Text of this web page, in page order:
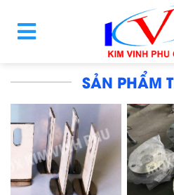
SẢN PHẨM